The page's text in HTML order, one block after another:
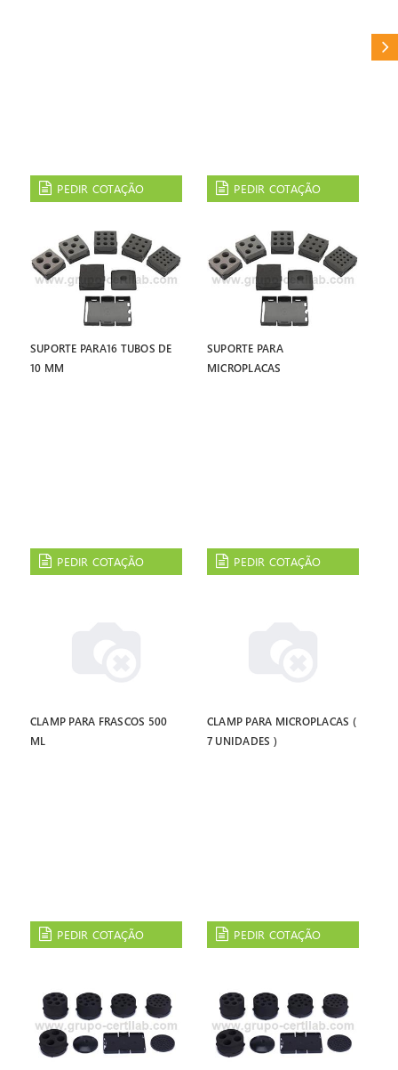
PEDIR COTAÇÃO PEDIR COTAÇÃO
SUPORTE PARA16 TUBOS DE
10 MM
PEDIR COTAÇÃO
SUPORTE PARA
MICROPLACAS
PEDIR COTAÇÃO
CLAMP PARA FRASCOS 500
ML
PEDIR COTAÇÃO
CLAMP PARA MICROPLACAS (
7 UNIDADES )
PEDIR COTAÇÃO